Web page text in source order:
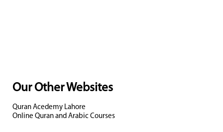
Our Other Websites
Quran Acedemy Lahore
Online Quran and Arabic Courses